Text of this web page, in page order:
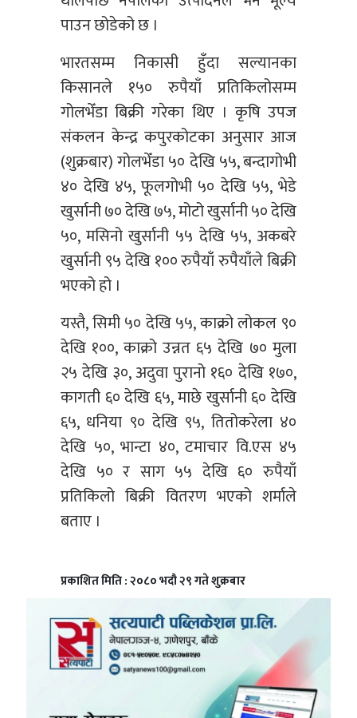
पाउन छोडेको छ ।
भारतसम्म निकासी हुँदा सल्यानका
किसानले १५० रुपैयाँ प्रतिकिलोसम्म
गोलभेँडा बिक्री गरेका थिए । कृषि उपज
संकलन केन्द्र कपुरकोटका अनुसार आज
(शुक्रबार) गोलभेँडा ५० देखि ५५, बन्दागोभी
४० देखि ४५, फूलगोभी ५० देखि ५५, भेडे
खुर्सानी ७० देखि ७५, मोटो खुर्सानी ५० देखि
५०, मसिनो खुर्सानी ५५ देखि ५५, अकबरे
खुर्सानी ९५ देखि १०० रुपैयाँ रुपैयाँले बिक्री
भएको हो ।
यस्तै, सिमी ५० देखि ५५, काक्रो लोकल ९०
देखि १००, काक्रो उन्नत ६५ देखि ७० मुला
२५ देखि ३०, अदुवा पुरानो १६० देखि १७०,
कागती ६० देखि ६५, माछे खुर्सानी ६० देखि
६५, धनिया ९० देखि ९५, तितोकरेला ४०
देखि ५०, भान्टा ४०, टमाचार वि.एस ४५
देखि ५० र साग ५५ देखि ६० रुपैयाँ
प्रतिकिलो बिक्री वितरण भएको शर्माले
बताए ।
प्रकाशित मिति : २०८० भदौ २९ गते शुक्रबार